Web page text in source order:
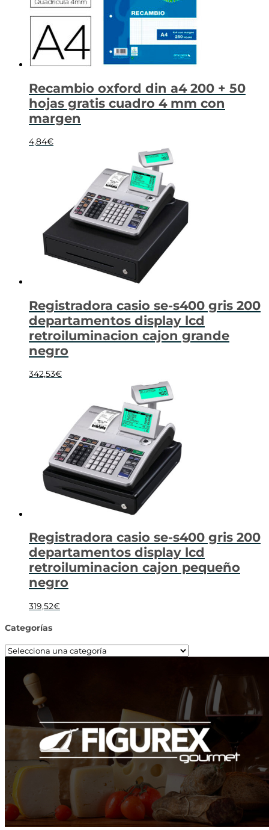
Recambio oxford din a4 200 + 50
hojas gratis cuadro 4 mm con
margen
4,84€
Registradora casio se-s400 gris 200
departamentos display lcd
retroiluminacion cajon grande
negro
342,53€
Registradora casio se-s400 gris 200
departamentos display lcd
retroiluminacion cajon pequeño
negro
319,52€
Categorías